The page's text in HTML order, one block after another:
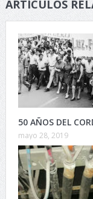
ARTÍCULOS
50 AÑOS DEL
mayo 28, 2019